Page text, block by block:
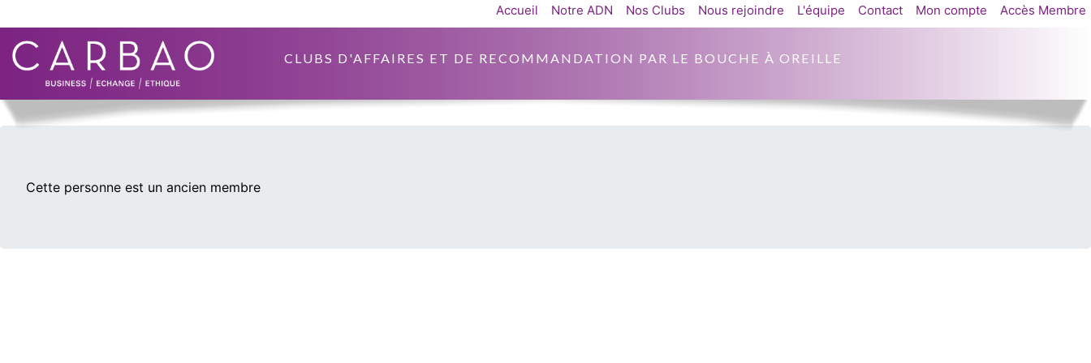
CLUBS D'AFFAIRES ET DE RECOMMANDATION PAR LE BOUCHE À OREILLE
Accueil Notre ADN Nos Clubs Nous rejoindre L'équipe Contact Mon compte Accès Membre
Cette personne est un ancien membre